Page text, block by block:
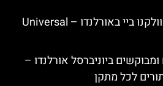
פארק המים יוניברסל וולקנו ביי באורלנדו – Universal
ביוניברסל אורלנדו –
לכל מתקן